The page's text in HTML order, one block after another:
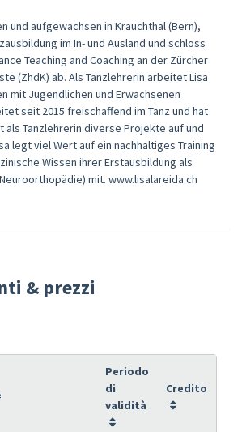
und aufgewachsen in Krauchthal (Bern),
im In- und Ausland und schloss
Teaching and Coaching an der Zürcher
(ZhdK) ab. Als Tanzlehrerin arbeitet Lisa
mit Jugendlichen und Erwachsenen
seit 2015 freischaffend im Tanz und hat
als Tanzlehrerin diverse Projekte auf und
legt viel Wert auf ein nachhaltiges Training
Wissen ihrer Erstausbildung als
mit. www.lisalareida.ch
& prezzi
Periodo
di
validità
Credito